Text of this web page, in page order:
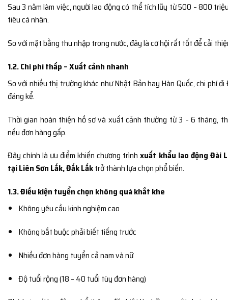
Sau 3 năm làm việc, người lao động có thể tích lũy từ 500 – 800
tiêu cá nhân.
So với mặt bằng thu nhập trong nước, đây là cơ hội rất tốt để cải
1.2. Chi phí thấp – Xuất cảnh nhanh
So với nhiều thị trường khác nhưNhật Bảnhay Hàn Quốc, chi phí
đáng kể.
Thời gian hoàn thiện hồ sơ và xuất cảnh thường từ 3 – 6 tháng,
nếu đơn hàng gấp.
Đây chính là ưu điểm khiến chương trìnhxuất khẩu lao động Đài
tại Liên Sơn Lắk, Đắk Lắktrở thành lựa chọn phổ biến.
1.3. Điều kiện tuyển chọn không quá khắt khe
Không yêu cầu kinh nghiệm cao
Không bắt buộc phải biết tiếng trước
Nhiều đơn hàng tuyển cả nam và nữ
Độ tuổi rộng (18 – 40 tuổi tùy đơn hàng)